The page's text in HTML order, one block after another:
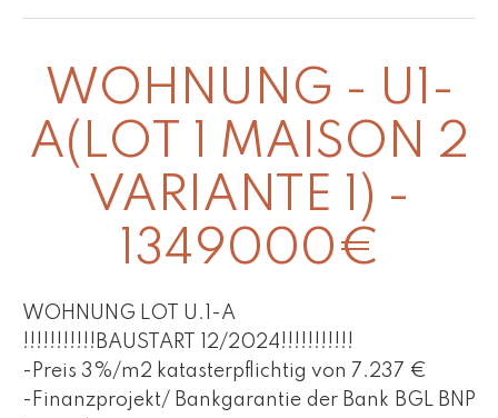
WOHNUNG - U1-
A(LOT 1 MAISON 2
VARIANTE 1) -
1349000€
WOHNUNG LOT U.1-A
!!!!!!!!!!!BAUSTART 12/2024!!!!!!!!!!!
-Preis 3%/m2 katasterpflichtig von 7.237 €
-Finanzprojekt/ Bankgarantie der Bank BGL BNP